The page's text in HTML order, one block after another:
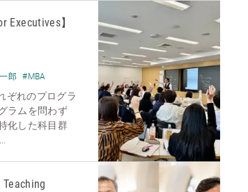
Executives】
郎 #MBA
ぞれのプログラ
ラムを問わず
化した科目群